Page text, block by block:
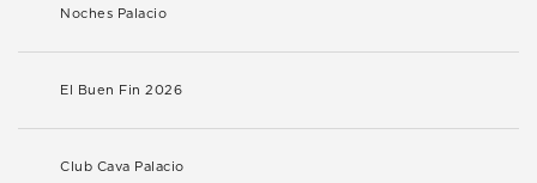
Noches Palacio
El Buen Fin 2026
Club Cava Palacio